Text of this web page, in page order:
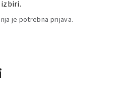
izbiri.
je potrebna prijava.